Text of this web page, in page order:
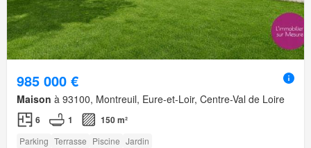
985 000 €
Maison à 93100, Montreuil, Eure-et-Loir, Centre-Val de Loire
6 1 150 m²
Parking Terrasse Piscine Jardin